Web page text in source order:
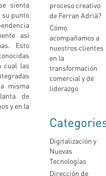
sienta
su punto
así
Esto
cual las
misma
de
y en la
proceso creativo
de Ferran Adrià?
Cómo
acompañamos a
nuestros clientes
en la
transformación
comercial y de
liderazgo
Digitalización y
Nuevas
Tecnologías
Dirección de